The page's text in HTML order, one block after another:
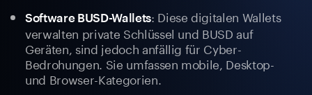
Software BUSD-Wallets: Diese digitalen Wallets
verwalten private Schlüssel und BUSD auf
Geräten, sind jedoch anfällig für Cyber-
Bedrohungen. Sie umfassen mobile, Desktop-
und Browser-Kategorien.